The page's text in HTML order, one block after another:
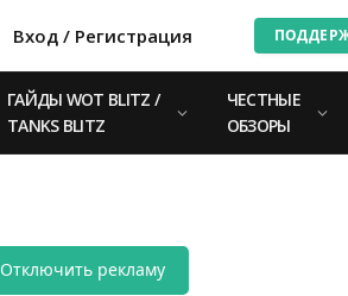
Вход / Регистрация
ГАЙДЫ WOT BLITZ /
TANKS BLITZ
ЧЕСТНЫЕ
ОБЗОРЫ
Отключить рекламу